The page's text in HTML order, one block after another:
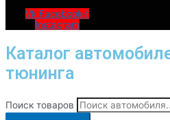
Vk Facebook-f
Instagram
Каталог
тюнинга
Поиск товаров